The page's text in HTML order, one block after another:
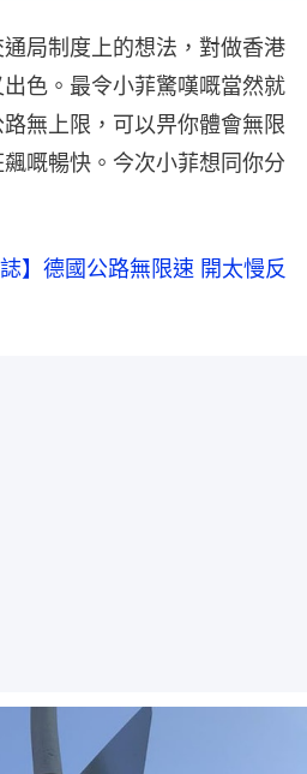
局制度上的想法，對做香港
色。最令小菲驚嘆嘅當然就
無上限，可以畀你體會無限
嘅暢快。今次小菲想同你分
誌】德國公路無限速 開太慢反